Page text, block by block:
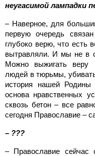
неугасимой лампадки
– Наверное, для
первую очередь
глубоко верю, что есть
вытравляли. И мы не в
Можно выжигать веру
людей в тюрьмы,
история нашей Родины
основа нравственных
сквозь бетон – все
сегодня Православие –
– ???
– Православие сейчас